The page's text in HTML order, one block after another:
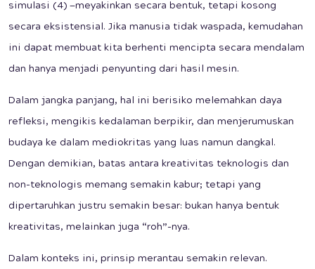
simulasi (4) —meyakinkan secara bentuk, tetapi kosong
secara eksistensial. Jika manusia tidak waspada, kemudahan
ini dapat membuat kita berhenti mencipta secara mendalam
dan hanya menjadi penyunting dari hasil mesin.
Dalam jangka panjang, hal ini berisiko melemahkan daya
refleksi, mengikis kedalaman berpikir, dan menjerumuskan
budaya ke dalam mediokritas yang luas namun dangkal.
Dengan demikian, batas antara kreativitas teknologis dan
non-teknologis memang semakin kabur; tetapi yang
dipertaruhkan justru semakin besar: bukan hanya bentuk
kreativitas, melainkan juga “roh”-nya.
Dalam konteks ini, prinsip merantau semakin relevan.